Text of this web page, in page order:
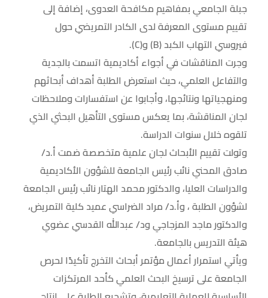
جبلة الجامعي بمفاهيم مكافحة العدوى، إضافة إلى
تقييم مستوى المعرفة لدى الكادر التمريضي حول
فيروسي التهاب الكبد (B) و(C).
وجرت المناقشات في أجواء أكاديمية اتسمت بالجدية
والتفاعل العلمي، حيث استعرض الطلبة أهداف أبحاثهم
ومنهجياتها ونتائجها، وأجابوا عن استفسارات وملاحظات
لجان المناقشة، بما يعكس مستوى التأهيل البحثي الذي
تلقوه خلال سنوات الدراسة.
وتولت تقييم الأبحاث لجان علمية متخصصة ضمت أ.د/
صادق المحني نائب رئيس الجامعة للشؤون الأكاديمية
والدراسات العليا، والدكتور محمد الهتار نائب رئيس الجامعة
لشؤون الطلبة ، وأ.د/ مراد الضراسي عميد كلية التمريض،
والدكتور ماجد المزجاجي ود/ عبدالله القدسي عضوي
هيئة التدريس بالجامعة.
ويأتي استمرار أعمال مؤتمر أبحاث التخرج تأكيدًا لحرص
الجامعة على ترسيخ البحث العلمي كأحد المرتكزات